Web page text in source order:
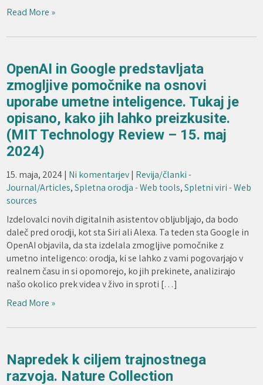
Read More »
OpenAI in Google predstavljata
zmogljive pomočnike na osnovi
uporabe umetne inteligence. Tukaj je
opisano, kako jih lahko preizkusite.
(MIT Technology Review – 15. maj
2024)
15. maja, 2024| Ni komentarjev| Revija/članki -
Journal/Articles,Spletna orodja - Web tools,Spletni viri - Web
sources
Izdelovalci novih digitalnih asistentov obljubljajo, da bodo
daleč pred orodji, kot sta Siri ali Alexa. Ta teden sta Google in
OpenAI objavila, da sta izdelala zmogljive pomočnike z
umetno inteligenco: orodja, ki se lahko z vami pogovarjajo v
realnem času in si opomorejo, ko jih prekinete, analizirajo
našo okolico prek videa v živo in sproti […]
Read More »
Napredek k ciljem trajnostnega
razvoja. Nature Collection